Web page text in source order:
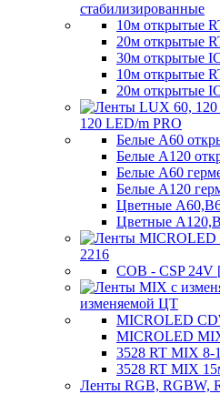
стабилизированные
10м открытые
20м открытые
30м открытые
10м открытые
20м открытые
120 LED/m PRO
Белые A60
Белые A120
Белые A60
Белые A120
Цветные
Цветные
2216
COB - CSP 24V
изменяемой ЦТ
MICROLED
MICROLED
3528 RT MIX 8-
3528 RT MIX
Ленты RGB, RGBW,